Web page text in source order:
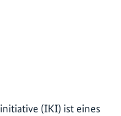
(IKI) ist eines